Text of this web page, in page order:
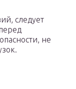
следует
не